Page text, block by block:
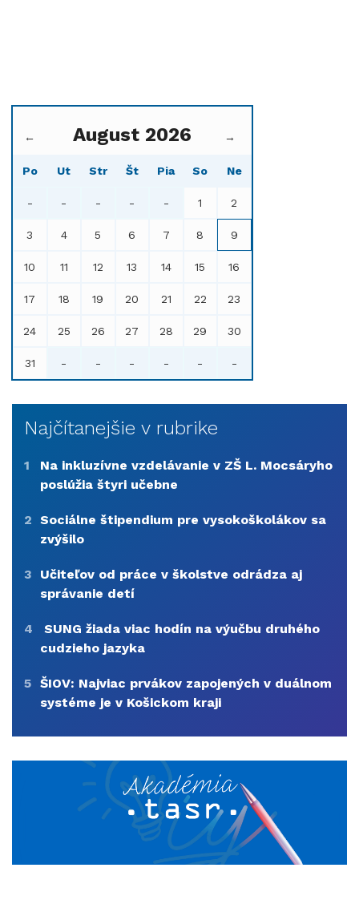
← August 2026 →
Po Ut Str Št Pia So Ne
- - - - - 1 2
3 4 5 6 7 8 9
10 11 12 13 14 15 16
17 18 19 20 21 22 23
24 25 26 27 28 29 30
31 - - - - - -
Najčítanejšie v rubrike
1
Na inkluzívne vzdelávanie v ZŠ L. Mocsáryho
poslúžia štyri učebne
2 Sociálne štipendium pre vysokoškolákov sa
zvýšilo
3
Učiteľov od práce v školstve odrádza aj
správanie detí
4
SUNG žiada viac hodín na výučbu druhého
cudzieho jazyka
5 ŠIOV: Najviac prvákov zapojených v duálnom
systéme je v Košickom kraji